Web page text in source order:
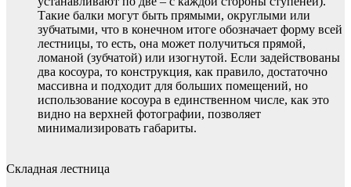
Такие балки могут быть прямыми, округлыми или
зубчатыми, что в конечном итоге обозначает форму всей
лестницы, то есть, она может получиться прямой,
ломаной (зубчатой) или изогнутой. Если задействованы
два косоура, то конструкция, как правило, достаточно
массивна и подходит для больших помещений, но
использование косоура в единственном числе, как это
видно на верхней фотографии, позволяет
минимализировать габариты.
Складная лестница